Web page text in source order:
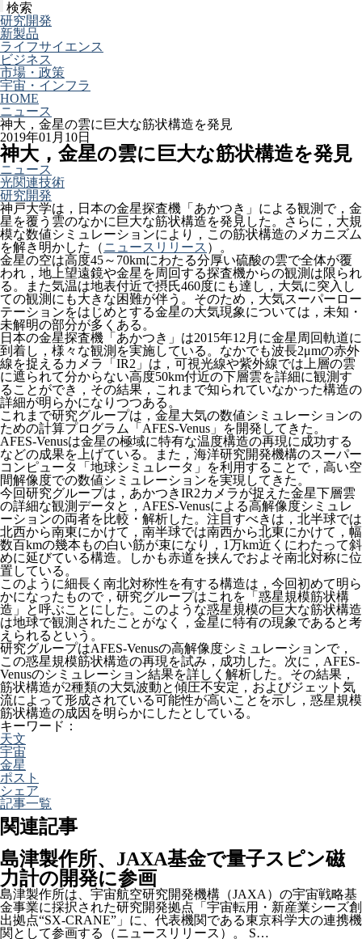
検索
研究開発
新製品
ライフサイエンス
ビジネス
市場・政策
宇宙・インフラ
HOME
ニュース
神大，金星の雲に巨大な筋状構造を発見
2019年01月10日
神大，金星の雲に巨大な筋状構造を発見
ニュース
光関連技術
研究開発
神戸大学は，日本の金星探査機「あかつき」による観測で，金
星を覆う雲のなかに巨大な筋状構造を発見した。さらに，大規
模な数値シミュレーションにより，この筋状構造のメカニズム
を解き明かした（ニュースリリース ）。
金星の空は高度45～70kmにわたる分厚い硫酸の雲で全体が覆
われ，地上望遠鏡や金星を周回する探査機からの観測は限られ
る。また気温は地表付近で摂氏460度にも達し，大気に突入し
ての観測にも大きな困難が伴う。そのため，大気スーパーロー
テーションをはじめとする金星の大気現象については，未知・
未解明の部分が多くある。
日本の金星探査機「あかつき」は2015年12月に金星周回軌道に
到着し，様々な観測を実施している。なかでも波長2μmの赤外
線を捉えるカメラ「IR2」は，可視光線や紫外線では上層の雲
に遮られて分からない高度50km付近の下層雲を詳細に観測す
ることができ，その結果，これまで知られていなかった構造の
詳細が明らかになりつつある。
これまで研究グループは，金星大気の数値シミュレーションの
ための計算プログラム「AFES-Venus」を開発してきた。
AFES-Venusは金星の極域に特有な温度構造の再現に成功する
などの成果を上げている。また，海洋研究開発機構のスーパー
コンピュータ「地球シミュレータ」を利用することで，高い空
間解像度での数値シミュレーションを実現してきた。
今回研究グループは，あかつきIR2カメラが捉えた金星下層雲
の詳細な観測データと，AFES-Venusによる高解像度シミュレ
ーションの両者を比較・解析した。注目すべきは，北半球では
北西から南東にかけて，南半球では南西から北東にかけて，幅
数百kmの幾本もの白い筋が束になり，1万km近くにわたって斜
めに延びている構造。しかも赤道を挟んでおよそ南北対称に位
置している。
このように細長く南北対称性を有する構造は，今回初めて明ら
かになったもので，研究グループはこれを「惑星規模筋状構
造」と呼ぶことにした。このような惑星規模の巨大な筋状構造
は地球で観測されたことがなく，金星に特有の現象であると考
えられるという。
研究グループはAFES-Venusの高解像度シミュレーションで，
この惑星規模筋状構造の再現を試み，成功した。次に，AFES-
Venusのシミュレーション結果を詳しく解析した。その結果，
筋状構造が2種類の大気波動と傾圧不安定，およびジェット気
流によって形成されている可能性が高いことを示し，惑星規模
筋状構造の成因を明らかにしたとしている。
キーワード：
天文
宇宙
金星
ポスト
シェア
記事一覧
関連記事
島津製作所、JAXA基金で量子スピン磁
力計の開発に参画
島津製作所は、宇宙航空研究開発機構（JAXA）の宇宙戦略基
金事業に採択された研究開発拠点「宇宙転用・新産業シーズ創
出拠点“SX-CRANE”」に、代表機関である東京科学大の連携機
関として参画する（ニュースリリース）。 S…